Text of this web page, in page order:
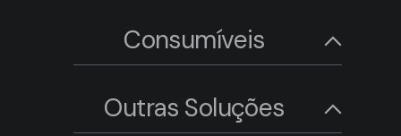
Consumíveis
Outras Soluções